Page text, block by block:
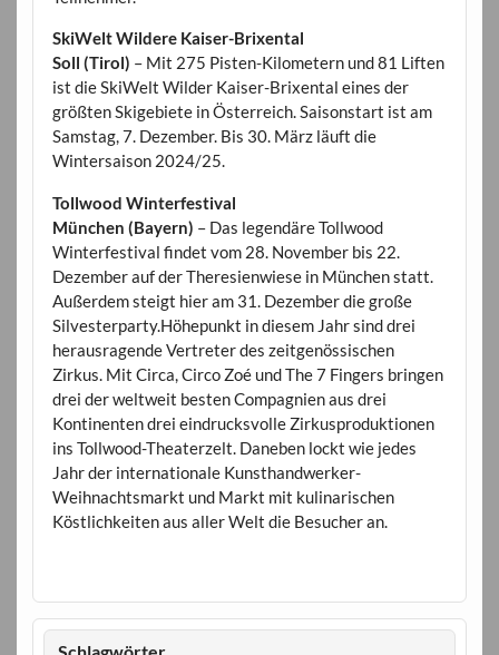
SkiWelt Wildere Kaiser-Brixental
Soll (Tirol) – Mit 275 Pisten-Kilometern und 81 Liften
ist die SkiWelt Wilder Kaiser-Brixental eines der
größten Skigebiete in Österreich. Saisonstart ist am
Samstag, 7. Dezember. Bis 30. März läuft die
Wintersaison 2024/25.
Tollwood Winterfestival
München (Bayern) – Das legendäre Tollwood
Winterfestival findet vom 28. November bis 22.
Dezember auf der Theresienwiese in München statt.
Außerdem steigt hier am 31. Dezember die große
Silvesterparty.Höhepunkt in diesem Jahr sind drei
herausragende Vertreter des zeitgenössischen
Zirkus. Mit Circa, Circo Zoé und The 7 Fingers bringen
drei der weltweit besten Compagnien aus drei
Kontinenten drei eindrucksvolle Zirkusproduktionen
ins Tollwood-Theaterzelt. Daneben lockt wie jedes
Jahr der internationale Kunsthandwerker-
Weihnachtsmarkt und Markt mit kulinarischen
Köstlichkeiten aus aller Welt die Besucher an.
Schlagwörter